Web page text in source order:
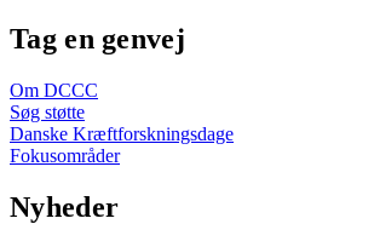
Tag en genvej
Om DCCC
Søg støtte
Danske Kræftforskningsdage
Fokusområder
Nyheder